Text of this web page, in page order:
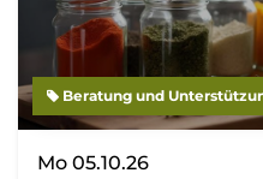
Beratung und
Mo 05.10.26